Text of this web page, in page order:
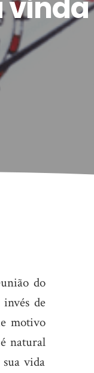
do
de
motivo
natural
vida